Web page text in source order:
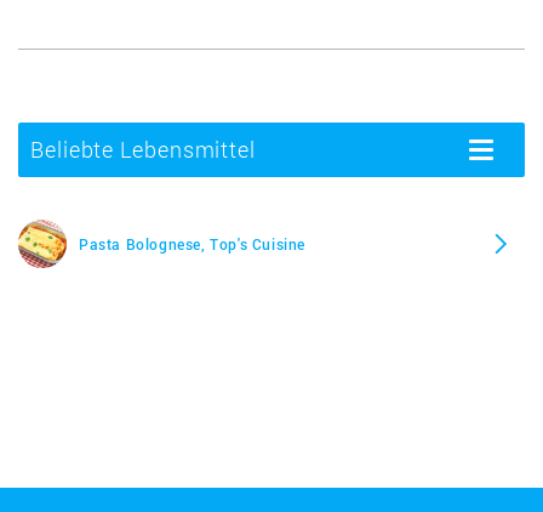
Beliebte Lebensmittel
Toggle
Pasta Bolognese, Top's Cuisine